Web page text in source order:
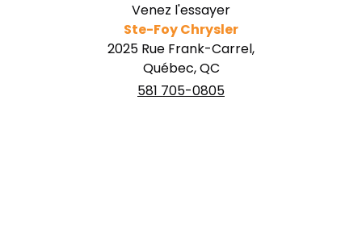
Venez l'essayer
Ste-Foy Chrysler
2025 Rue Frank-Carrel,
Québec, QC
581 705-0805